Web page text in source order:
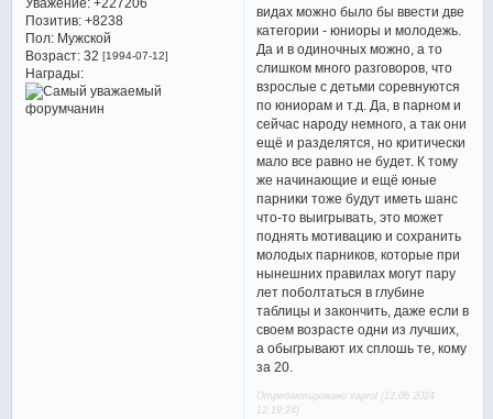
Позитив: +8238
Пол:Мужской
Возраст:32 [1994-07-12]
Награды:
видах можно было бы ввести две
категории - юниоры и молодежь.
Да и в одиночных можно, а то
слишком много разговоров, что
взрослые с детьми соревнуются
по юниорам и т.д. Да, в парном и
сейчас народу немного, а так они
ещё и разделятся, но критически
мало все равно не будет. К тому
же начинающие и ещё юные
парники тоже будут иметь шанс
что-то выигрывать, это может
поднять мотивацию и сохранить
молодых парников, которые при
нынешних правилах могут пару
лет поболтаться в глубине
таблицы и закончить, даже если в
своем возрасте одни из лучших,
а обыгрывают их сплошь те, кому
за 20.
Отредактировано vaprol (12.06.2024
12:19:24)